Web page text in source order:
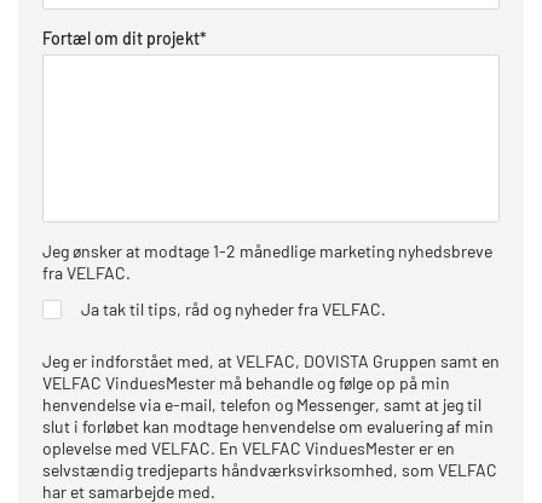
Fortæl om dit projekt*
Jeg ønsker at modtage 1-2 månedlige marketing nyhedsbreve
fra VELFAC.
Ja tak til tips, råd og nyheder fra VELFAC.
Jeg er indforstået med, at VELFAC, DOVISTA Gruppen samt en
VELFAC VinduesMester må behandle og følge op på min
henvendelse via e-mail, telefon og Messenger, samt at jeg til
slut i forløbet kan modtage henvendelse om evaluering af min
oplevelse med VELFAC. En VELFAC VinduesMester er en
selvstændig tredjeparts håndværksvirksomhed, som VELFAC
har et samarbejde med.